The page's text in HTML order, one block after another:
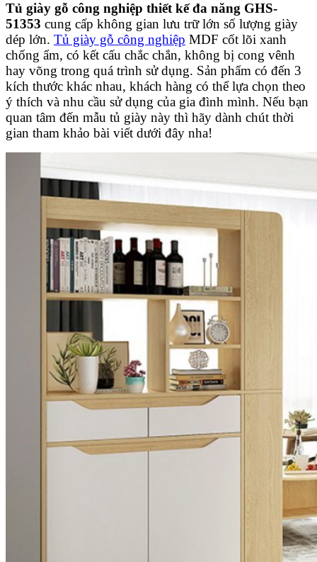
Tủ giày gỗ công nghiệp thiết kế đa năng GHS-
51353 cung cấp không gian lưu trữ lớn số lượng giày
dép lớn. Tủ giày gỗ công nghiệp MDF cốt lõi xanh
chống ẩm, có kết cấu chắc chắn, không bị cong vênh
hay võng trong quá trình sử dụng. Sản phẩm có đến 3
kích thước khác nhau, khách hàng có thể lựa chọn theo
ý thích và nhu cầu sử dụng của gia đình mình. Nếu bạn
quan tâm đến mẫu tủ giày này thì hãy dành chút thời
gian tham khảo bài viết dưới đây nha!